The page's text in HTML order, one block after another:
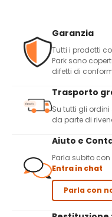
Garanzia
Tutti i prodotti
Park sono
difetti di
Trasporto
Su tutti gli ordini
da parte di
Aiuto e
Parla subito
Entra in chat
Parla con